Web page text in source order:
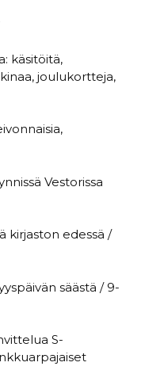
joulukortteja,
Vestorissa
edessä /
säästä / 9-
S-